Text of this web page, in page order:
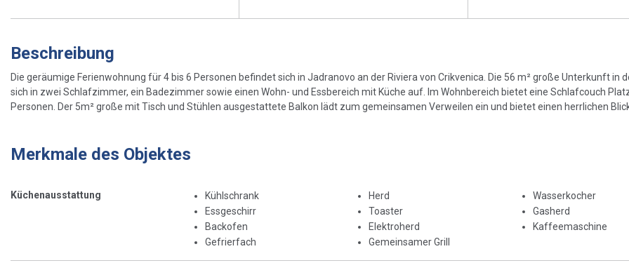
Beschreibung
Die geräumige Ferienwohnung für 4 bis 6 Personen befindet sich in Jadranovo an der Riviera von Crikvenica. Die 56 m² große Unterkunft in
sich in zwei Schlafzimmer, ein Badezimmer sowie einen Wohn- und Essbereich mit Küche auf. Im Wohnbereich bietet eine Schlafcouch
Personen. Der 5m² große mit Tisch und Stühlen ausgestattete Balkon lädt zum gemeinsamen Verweilen ein und bietet einen herrlichen Blick
Merkmale des Objektes
Küchenausstattung
Kühlschrank
Essgeschirr
Backofen
Gefrierfach
Herd
Toaster
Elektroherd
Gemeinsamer Grill
Wasserkocher
Gasherd
Kaffeemaschine